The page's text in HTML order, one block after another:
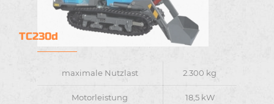
TC230d
maximale Nutzlast 2.300 kg
Motorleistung 18,5 kW